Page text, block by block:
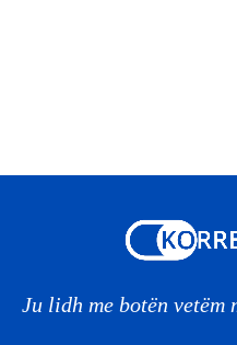
Ju lidh me botën vetëm